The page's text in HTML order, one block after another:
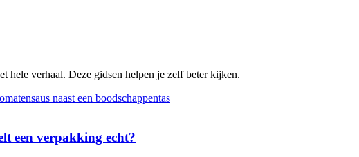
hele verhaal. Deze gidsen helpen je zelf beter kijken.
een verpakking echt?